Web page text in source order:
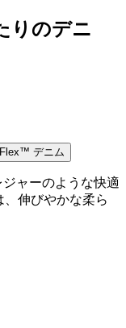
りのデニ
デニム
ャーのような快適
伸びやかな柔ら